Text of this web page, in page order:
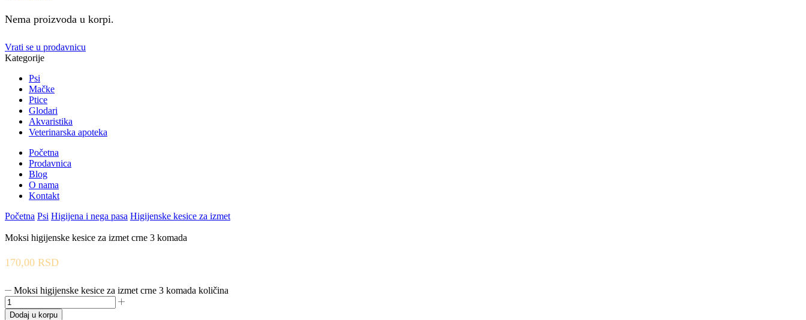
Nema proizvoda u korpi.
Vrati se u prodavnicu
Kategorije
Psi
Mačke
Ptice
Glodari
Akvaristika
Veterinarska apoteka
Početna
Prodavnica
Blog
O nama
Kontakt
Početna Psi Higijena i nega pasa Higijenske kesice za izmet
Moksi higijenske kesice za izmet crne 3 komada
170,00 RSD
Moksi higijenske kesice za izmet crne 3 komada količina
Dodaj u korpu